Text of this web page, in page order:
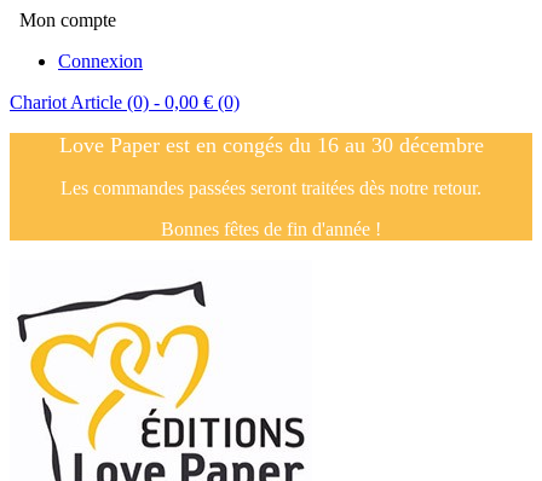
Mon compte
Connexion
Chariot Article (0) - 0,00 € (0)
Love Paper est en congés du 16 au 30 décembre
Les commandes passées seront traitées dès notre retour.
Bonnes fêtes de fin d'année !